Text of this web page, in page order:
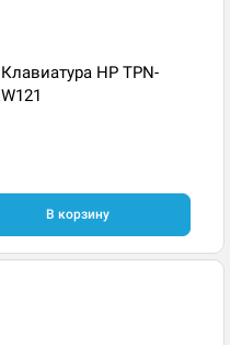
Клавиатура HP TPN-
W121
В корзину